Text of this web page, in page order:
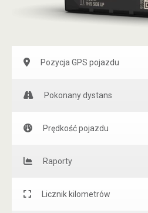
Pozycja GPS pojazdu
Pokonany dystans
Prędkość pojazdu
Raporty
Licznik kilometrów